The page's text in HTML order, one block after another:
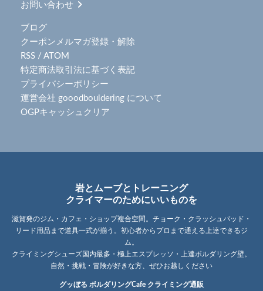
お問い合わせ
ブログ
クーポンメルマガ登録・解除
RSS / ATOM
特定商法取引法に基づく表記
プライバシーポリシー
運営会社 gooodbouldering について
OGPキャッシュクリア
岩とムーブとトレーニング
クライマーのためにいいものを
滋賀発のジム・カフェ・ショップ複合空間。チョーク・クラッシュパッド・
リード用品まで道具一式が揃う。初心者からプロまで通える上達できるジ
ム。
クライミングシューズ国内最多・極上エスプレッソ・上達ボルダリング壁。
自然・挑戦・冒険が好きな方、ぜひお越しください
グッぼる ボルダリングCafe クライミング通販